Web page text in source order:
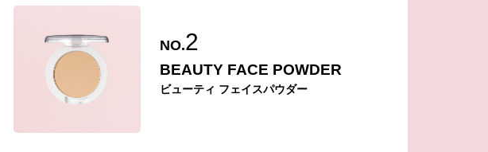
NO.2
BEAUTY FACE POWDER
ビューティ フェイスパウダー